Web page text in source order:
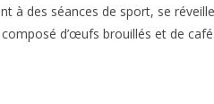
à des séances de sport, se
d’œufs brouillés et de café.